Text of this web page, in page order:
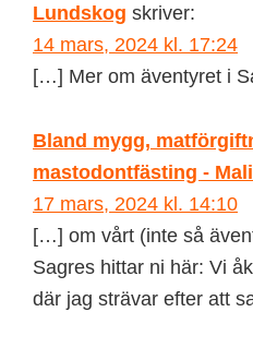
Lundskog skriver:
14 mars, 2024 kl. 17:24
[…] Mer om äventyret i
Bland mygg,
mastodontfästing -
17 mars, 2024 kl. 14:10
[…] om vårt (inte så
Sagres hittar ni här: Vi
där jag strävar efter att